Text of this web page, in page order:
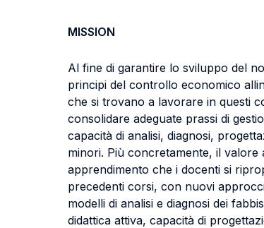
MISSION
Al fine di garantire lo sviluppo del
principi del controllo economico
che si trovano a lavorare in questi
consolidare adeguate prassi di
capacità di analisi, diagnosi,
minori. Più concretamente, il
apprendimento che i docenti si
precedenti corsi, con nuovi
modelli di analisi e diagnosi dei
didattica attiva, capacità di